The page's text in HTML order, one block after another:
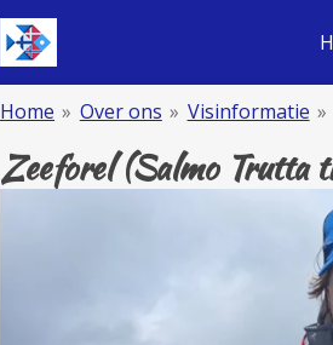
Home » Over ons » Visinformatie »
Zeeforel (Salmo Trutta